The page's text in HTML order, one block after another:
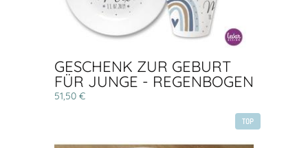
GESCHENK ZUR GEBURT
FÜR JUNGE - REGENBOGEN
51,50 €
TOP